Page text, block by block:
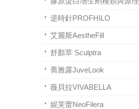
逆時針PROFHILO
艾麗斯AestheFill
舒顏萃 Sculptra
喬雅露JuveLook
薇貝拉VIVABELLA
妮芙蕾NeoFilera